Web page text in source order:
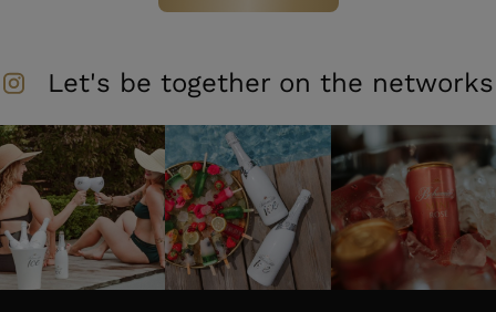
Let's be together on the networks